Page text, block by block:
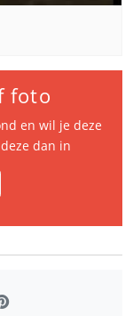
foto
en wil je deze
dan in